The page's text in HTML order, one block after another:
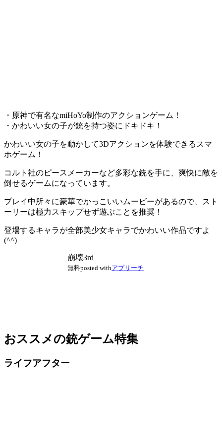
・原神で有名なmiHoYo制作のアクションゲーム！
・かわいい女の子が銃を持つ姿にドキドキ！
かわいい女の子を動かして3Dアクションを体験できるスマ
ホゲーム！
コルト社のピースメーカーなど多彩な銃を手に、爽快に敵を
倒せるゲームになっています。
プレイ中所々に豪華でかっこいいムービーがあるので、スト
ーリーは極力スキップせず遊ぶことを推奨！
登場するキャラが全部美少女キャラでかわいい作品ですよ
(^^)
崩壊3rd
無料posted withアプリーチ
おススメの銃ゲーム特集
ライフアフター